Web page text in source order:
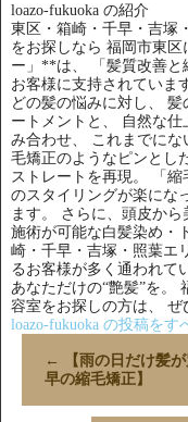
loazo-fukuoka の紹介
東区・箱崎・千早・吉塚
をお探しなら 福岡市東
ー」**は、 「髪質改善と
お客様に支持されていま
どの髪の悩みに対し、
ートメントと、 自然な
み合わせ、 これまでに
毛矯正のようなピンとし
ストレートを再現。 「
のスタイリングが楽にな
ます。 さらに、頭皮か
施術が可能な白髪染め・
崎・千早・吉塚・照葉エ
るお客様が多く通われて
あなただけの“艶髪”を。
容室をお探しの方は、 ぜ
loazo-fukuoka の投稿をす
←
【雨の日だけ髪
早の縮毛矯正】